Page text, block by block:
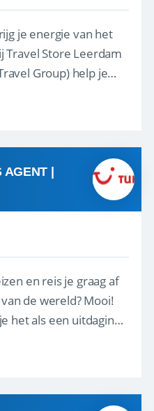
je energie van het
Group) help je
elke reis een
|
en reis je graag af
de wereld? Mooi!
het als een uitdaging
van de perfecte
gevoegd...